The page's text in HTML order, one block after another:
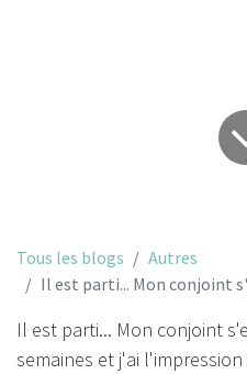
Tous les blogs
Autres
Il est parti... Mon conjoint
Il est parti... Mon conjoint
semaines et j'ai